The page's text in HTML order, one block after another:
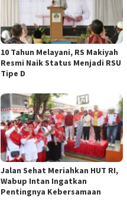
10 Tahun Melayani, RS Makiyah
Resmi Naik Status Menjadi RSU
Tipe D
Jalan Sehat Meriahkan HUT RI,
Wabup Intan Ingatkan
Pentingnya Kebersamaan